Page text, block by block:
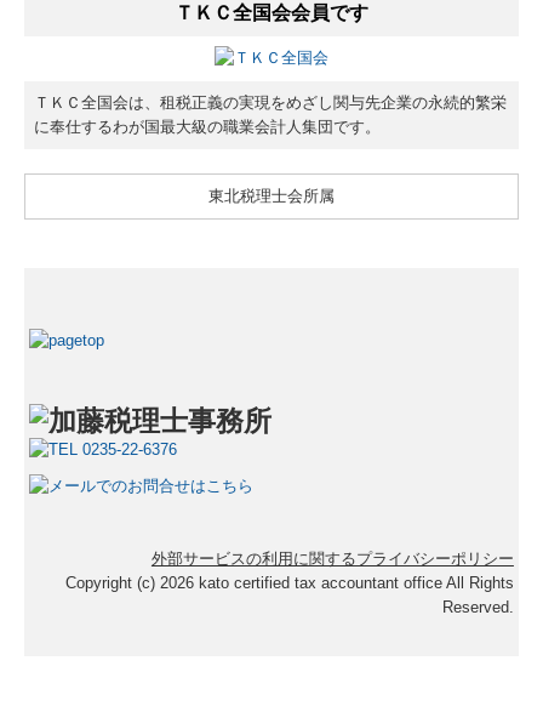
ＴＫＣ全国会会員です
ＴＫＣ全国会は、租税正義の実現をめざし関与先企業の永続的繁栄
に奉仕するわが国最大級の職業会計人集団です。
東北税理士会所属
外部サービスの利用に関するプライバシーポリシー
Copyright (c) 2026 kato certified tax accountant office All Rights
Reserved.